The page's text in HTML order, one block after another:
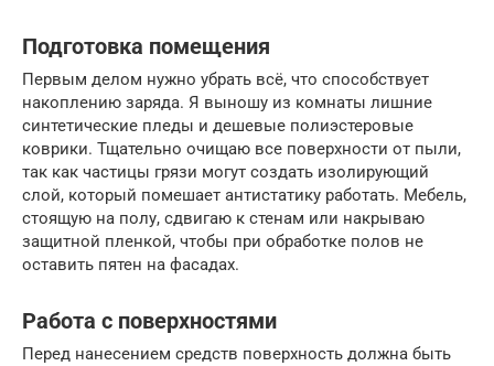
Подготовка помещения
Первым делом нужно убрать всё, что способствует
накоплению заряда. Я выношу из комнаты лишние
синтетические пледы и дешевые полиэстеровые
коврики. Тщательно очищаю все поверхности от пыли,
так как частицы грязи могут создать изолирующий
слой, который помешает антистатику работать. Мебель,
стоящую на полу, сдвигаю к стенам или накрываю
защитной пленкой, чтобы при обработке полов не
оставить пятен на фасадах.
Работа с поверхностями
Перед нанесением средств поверхность должна быть